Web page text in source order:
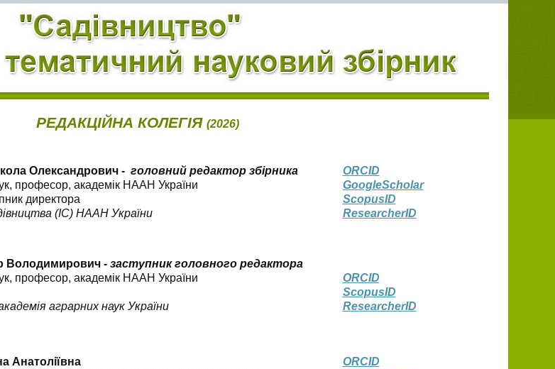
КОЛЕГІЯ (2026)
Олександрович -головний редактор збірника
професор, академік НААН України
директора
(ІС) НААН України
ORCID
GoogleScholаr
ScopusID
ResearcherID
Володимирович -заступник головного редактора
професор, академік НААН України
аграрних наук України
ORCID
ScopusID
ResearcherID
Анатоліївна
ORCID